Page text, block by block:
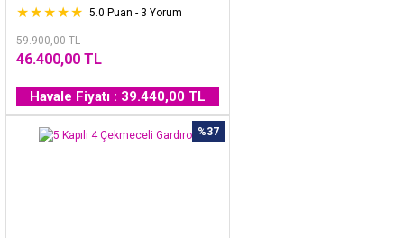
5.0 Puan - 3 Yorum
59.900,00 TL
46.400,00 TL
Havale Fiyatı : 39.440,00 TL
%37